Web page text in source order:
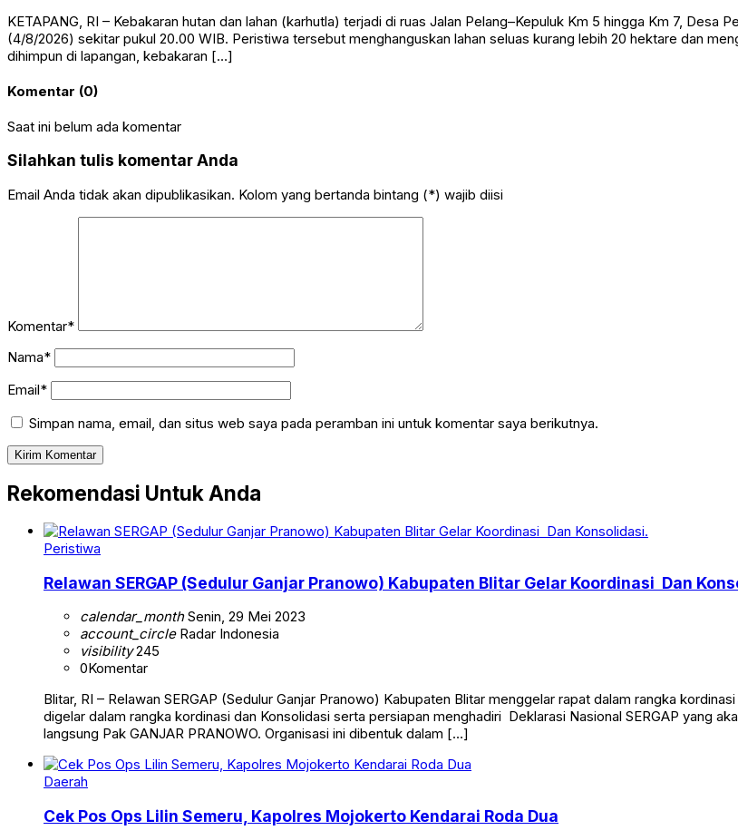
KETAPANG, RI – Kebakaran hutan dan lahan (karhutla) terjadi di ruas Jalan Pelang–Kepuluk Km 5 hingga Km 7, Desa
(4/8/2026) sekitar pukul 20.00 WIB. Peristiwa tersebut menghanguskan lahan seluas kurang lebih 20 hektare dan
dihimpun di lapangan, kebakaran […]
Komentar (0)
Saat ini belum ada komentar
Silahkan tulis komentar Anda
Email Anda tidak akan dipublikasikan. Kolom yang bertanda bintang (*) wajib diisi
Komentar*
Nama*
Email*
Simpan nama, email, dan situs web saya pada peramban ini untuk komentar saya berikutnya.
Rekomendasi Untuk Anda
Peristiwa
Relawan SERGAP (Sedulur Ganjar Pranowo) Kabupaten Blitar Gelar Koordinasi Dan
calendar_monthSenin, 29 Mei 2023
account_circleRadar Indonesia
visibility245
0Komentar
Blitar, RI – Relawan SERGAP (Sedulur Ganjar Pranowo) Kabupaten Blitar menggelar rapat dalam rangka
digelar dalam rangka kordinasi dan Konsolidasi serta persiapan menghadiri Deklarasi Nasional SERGAP yang
langsung Pak GANJAR PRANOWO. Organisasi ini dibentuk dalam […]
Daerah
Cek Pos Ops Lilin Semeru, Kapolres Mojokerto Kendarai Roda Dua